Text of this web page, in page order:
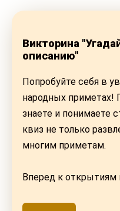
Викторина
описанию"
Попробуйте себя в
народных приметах!
знаете и понимаете
квиз не только
многим приметам.
Вперед к